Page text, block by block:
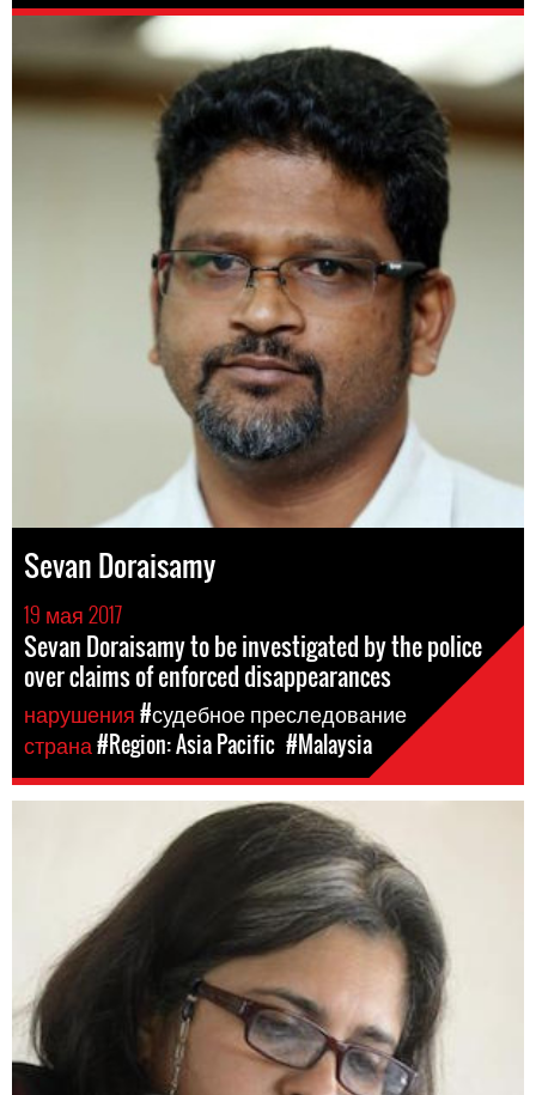
Sevan Doraisamy
19 мая 2017
Sevan Doraisamy to be investigated by the police
over claims of enforced disappearances
нарушения#судебное преследование
страна#Region: Asia Pacific #Malaysia